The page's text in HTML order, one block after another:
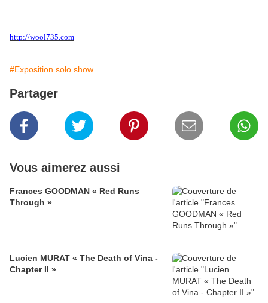
http://wool735.com
#Exposition solo show
Partager
Vous aimerez aussi
Frances GOODMAN « Red Runs
Through »
Lucien MURAT « The Death of Vina -
Chapter II »